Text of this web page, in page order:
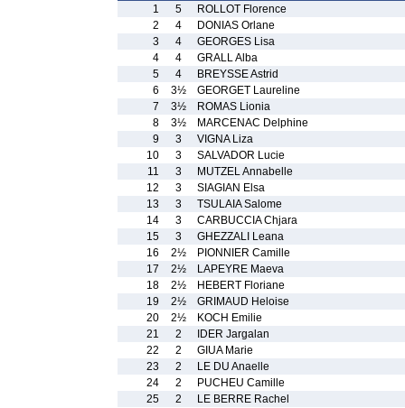
1
5
ROLLOT Florence
2
4
DONIAS Orlane
3
4
GEORGES Lisa
4
4
GRALL Alba
5
4
BREYSSE Astrid
6
3½
GEORGET Laureline
7
3½
ROMAS Lionia
8
3½
MARCENAC Delphine
9
3
VIGNA Liza
10
3
SALVADOR Lucie
11
3
MUTZEL Annabelle
12
3
SIAGIAN Elsa
13
3
TSULAIA Salome
14
3
CARBUCCIA Chjara
15
3
GHEZZALI Leana
16
2½
PIONNIER Camille
17
2½
LAPEYRE Maeva
18
2½
HEBERT Floriane
19
2½
GRIMAUD Heloise
20
2½
KOCH Emilie
21
2
IDER Jargalan
22
2
GIUA Marie
23
2
LE DU Anaelle
24
2
PUCHEU Camille
25
2
LE BERRE Rachel